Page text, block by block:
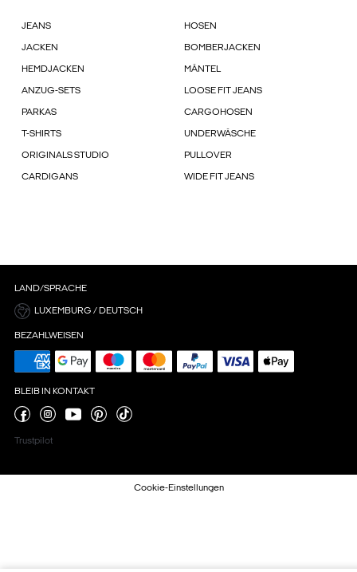
JEANS HOSEN
JACKEN BOMBERJACKEN
HEMDJACKEN MÄNTEL
ANZUG-SETS LOOSE FIT JEANS
PARKAS CARGOHOSEN
T-SHIRTS UNDERWÄSCHE
ORIGINALS STUDIO PULLOVER
CARDIGANS WIDE FIT JEANS
LAND/SPRACHE
LUXEMBURG / DEUTSCH
BEZAHLWEISEN
BLEIB IN KONTAKT
Trustpilot
Cookie-Einstellungen